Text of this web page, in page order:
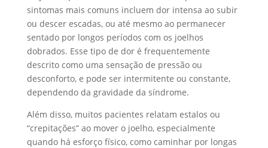
sintomas mais comuns incluem dor intensa ao subir
ou descer escadas, ou até mesmo ao permanecer
sentado por longos períodos com os joelhos
dobrados. Esse tipo de dor é frequentemente
descrito como uma sensação de pressão ou
desconforto, e pode ser intermitente ou constante,
dependendo da gravidade da síndrome.
Além disso, muitos pacientes relatam estalos ou
“crepitações” ao mover o joelho, especialmente
quando há esforço físico, como caminhar por longas